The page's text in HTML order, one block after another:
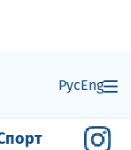
РусEng